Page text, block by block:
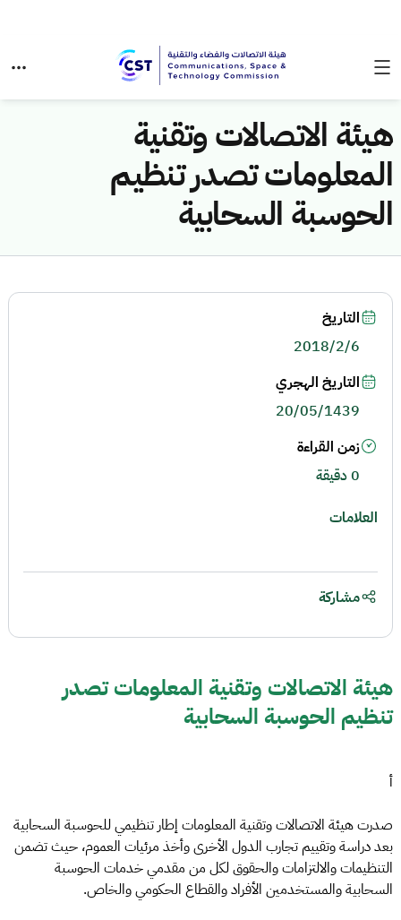
هيئة الاتصالات وتقنية
المعلومات تصدر تنظيم
الحوسبة السحابية
هيئة الاتصالات وتقنية المعلومات تصدر
تنظيم الحوسبة السحابية
أ
صدرت هيئة الاتصالات وتقنية المعلومات إطار تنظيمي للحوسبة السحابية
بعد دراسة وتقييم تجارب الدول الأخرى وأخذ مرئيات العموم، حيث تضمن
التنظيمات والالتزامات والحقوق لكل من مقدمي خدمات الحوسبة
السحابية والمستخدمين الأفراد والقطاع الحكومي والخاص.
التاريخ
2018/2/6
التاريخ الهجري
20/05/1439
زمن القراءة
0 دقيقة
العلامات
مشاركة